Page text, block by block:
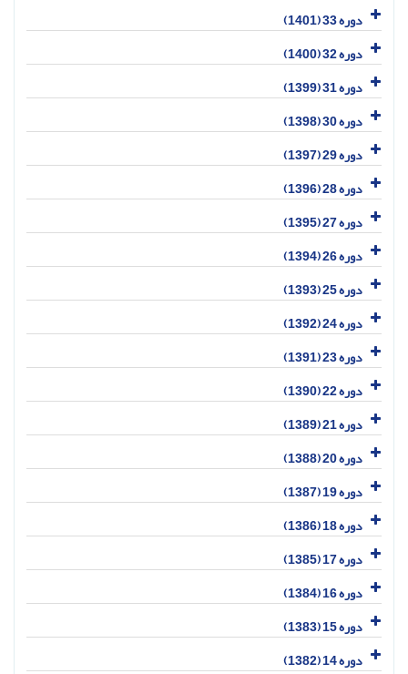
دوره 33 (1401)
دوره 32 (1400)
دوره 31 (1399)
دوره 30 (1398)
دوره 29 (1397)
دوره 28 (1396)
دوره 27 (1395)
دوره 26 (1394)
دوره 25 (1393)
دوره 24 (1392)
دوره 23 (1391)
دوره 22 (1390)
دوره 21 (1389)
دوره 20 (1388)
دوره 19 (1387)
دوره 18 (1386)
دوره 17 (1385)
دوره 16 (1384)
دوره 15 (1383)
دوره 14 (1382)